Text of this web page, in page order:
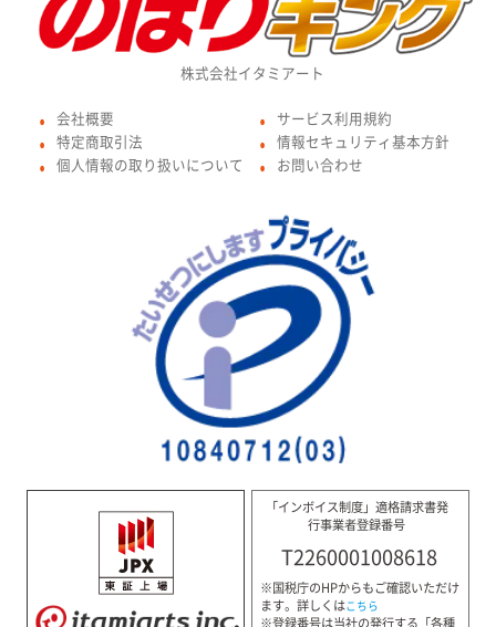
株式会社イタミアート
● 会社概要
● 特定商取引法
● 個人情報の取り扱いについて
● サービス利用規約
● 情報セキュリティ基本方針
● お問い合わせ
「インボイス制度」適格請求書発
行事業者登録番号
T2260001008618
※国税庁のHPからもご確認いただけ
ます。詳しくはこちら
※登録番号は当社の発行する「各種